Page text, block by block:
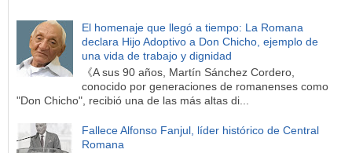
El homenaje que llegó a tiempo: La Romana
declara Hijo Adoptivo a Don Chicho, ejemplo de
una vida de trabajo y dignidad
《A sus 90 años, Martín Sánchez Cordero,
conocido por generaciones de romanenses como
"Don Chicho", recibió una de las más altas di...
Fallece Alfonso Fanjul, líder histórico de Central
Romana